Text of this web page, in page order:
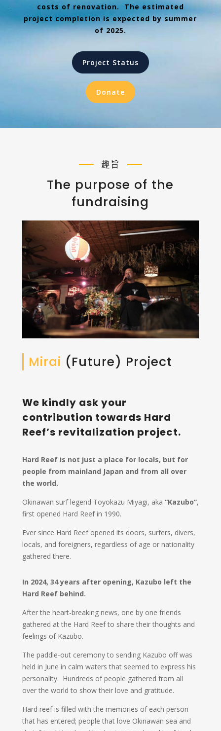
costs of renovation. The estimated
project completion is expected by summer
of 2025.
Project Status
Donate
趣旨
The purpose of the
fundraising
Mirai (Future) Project
We kindly ask your
contribution towards Hard
Reef’s revitalization project.
Hard Reef is not just a place for locals, but for
people from mainland Japan and from all over
the world.
Okinawan surf legend Toyokazu Miyagi, aka “Kazubo”,
first opened Hard Reef in 1990.
Ever since Hard Reef opened its doors, surfers, divers,
locals, and foreigners, regardless of age or nationality
gathered there.
In 2024, 34 years after opening, Kazubo left the
Hard Reef behind.
After the heart-breaking news, one by one friends
gathered at the Hard Reef to share their thoughts and
feelings of Kazubo.
The paddle-out ceremony to sending Kazubo off was
held in June in calm waters that seemed to express his
personality. Hundreds of people gathered from all
over the world to show their love and gratitude.
Hard reef is filled with the memories of each person
that has entered; people that love Okinawan sea and